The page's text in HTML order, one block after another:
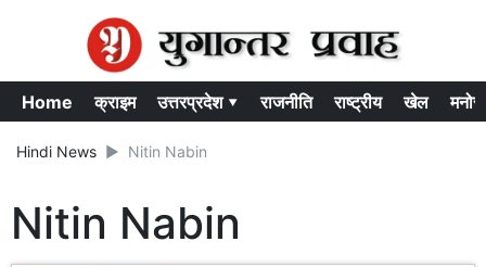
Home क्राइम उत्तरप्रदेश ▾ राजनीति राष्ट्रीय खेल
Hindi News Nitin Nabin
Nitin Nabin